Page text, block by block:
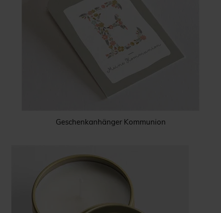
Geschenkanhänger Kommunion